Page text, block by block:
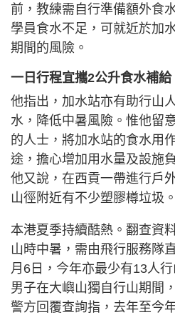
前，教練需自行準備額外食
學員食水不足，可就近於加
期間的風險。
一日行程宜攜2公升食水補給
他指出，加水站亦有助行山
水，降低中暑風險。惟他留
的人士，將加水站的食水用
途，擔心增加用水量及設施
他又說，在西貢一帶進行戶
山徑附近有不少塑膠樽垃圾。
本港夏季持續酷熱。翻查資
山時中暑，需由飛行服務隊
月6日，今年亦最少有13人
男子在大嶼山獨自行山期間
警方回覆查詢指，去年至今